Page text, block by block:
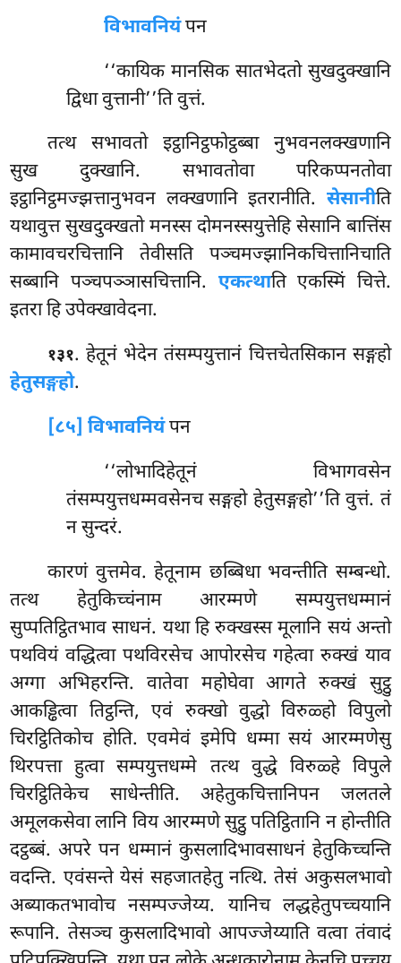
विभावनियंपन
‘‘कायिक मानसिक सातभेदतो सुखदुक्खानि
द्विधा वुत्तानी’’ति वुत्तं.
तत्थ सभावतो इट्ठानिट्ठफोट्ठब्बा नुभवनलक्खणानि
सुख दुक्खानि. सभावतोवा परिकप्पनतोवा
इट्ठानिट्ठमज्झत्तानुभवन लक्खणानि इतरानीति. सेसानीति
यथावुत्त सुखदुक्खतो मनस्स दोमनस्सयुत्तेहि सेसानि बात्तिंस
कामावचरचित्तानि तेवीसति पञ्चमज्झानिकचित्तानिचाति
सब्बानि पञ्चपञ्ञासचित्तानि. एकत्थाति एकस्मिं चित्ते.
इतरा हि उपेक्खावेदना.
१३१. हेतूनं भेदेन तंसम्पयुत्तानं चित्तचेतसिकान सङ्गहो
हेतुसङ्गहो.
[८५] विभावनियंपन
‘‘लोभादिहेतूनं विभागवसेन
तंसम्पयुत्तधम्मवसेनच सङ्गहो हेतुसङ्गहो’’ति वुत्तं. तं
न सुन्दरं.
कारणं वुत्तमेव. हेतूनाम छब्बिधा भवन्तीति सम्बन्धो.
तत्थ हेतुकिच्चंनाम आरम्मणे सम्पयुत्तधम्मानं
सुप्पतिट्ठितभाव साधनं. यथा हि रुक्खस्स मूलानि सयं अन्तो
पथवियं वद्धित्वा पथविरसेच आपोरसेच गहेत्वा रुक्खं याव
अग्गा अभिहरन्ति. वातेवा महोघेवा आगते रुक्खं सुट्ठु
आकड्ढित्वा तिट्ठन्ति, एवं रुक्खो वुद्धो विरुळ्हो विपुलो
चिरट्ठितिकोच होति. एवमेवं इमेपि धम्मा सयं आरम्मणेसु
थिरपत्ता हुत्वा सम्पयुत्तधम्मे तत्थ वुद्धे विरुळ्हे विपुले
चिरट्ठितिकेच साधेन्तीति. अहेतुकचित्तानिपन जलतले
अमूलकसेवा लानि विय आरम्मणे सुट्ठु पतिट्ठितानि न होन्तीति
दट्ठब्बं. अपरे पन धम्मानं कुसलादिभावसाधनं हेतुकिच्चन्ति
वदन्ति. एवंसन्ते येसं सहजातहेतु नत्थि. तेसं अकुसलभावो
अब्याकतभावोच नसम्पज्जेय्य. यानिच लद्धहेतुपच्चयानि
रूपानि. तेसञ्च कुसलादिभावो आपज्जेय्याति वत्वा तंवादं